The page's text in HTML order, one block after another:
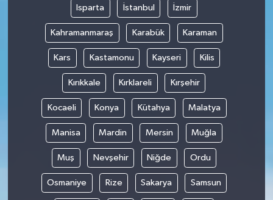
Isparta İstanbul İzmir
Kahramanmaraş Karabük Karaman
Kars Kastamonu Kayseri Kilis
Kırıkkale Kırklareli Kırşehir
Kocaeli Konya Kütahya Malatya
Manisa Mardin Mersin Muğla
Muş Nevşehir Niğde Ordu
Osmaniye Rize Sakarya Samsun